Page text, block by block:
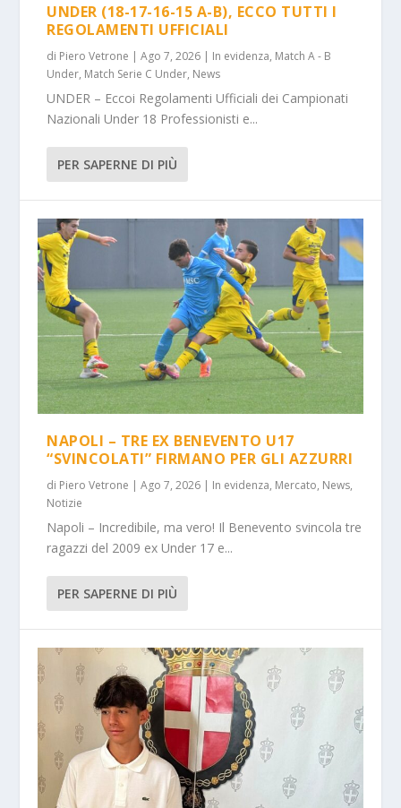
UNDER (18-17-16-15 A-B), ECCO TUTTI I
REGOLAMENTI UFFICIALI
di Piero Vetrone |Ago 7, 2026 | In evidenza, Match A - B
Under, Match Serie C Under, News
UNDER – Eccoi Regolamenti Ufficiali dei Campionati
Nazionali Under 18 Professionisti e...
PER SAPERNE DI PIÙ
NAPOLI – TRE EX BENEVENTO U17
“SVINCOLATI” FIRMANO PER GLI AZZURRI
di Piero Vetrone |Ago 7, 2026 | In evidenza, Mercato, News,
Notizie
Napoli – Incredibile, ma vero! Il Benevento svincola tre
ragazzi del 2009 ex Under 17 e...
PER SAPERNE DI PIÙ